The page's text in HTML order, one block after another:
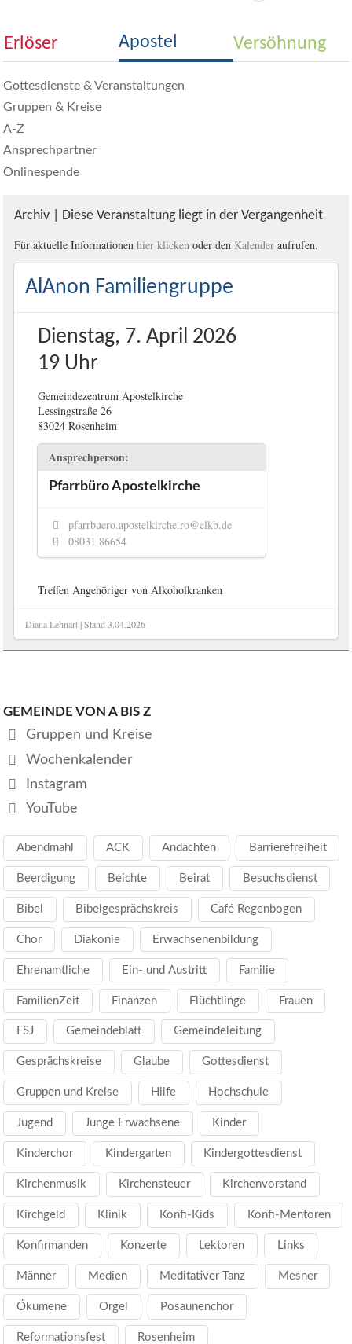
Erlöser Apostel Versöhnung
Gottesdienste & Veranstaltungen
Gruppen & Kreise
A-Z
Ansprechpartner
Onlinespende
Archiv | Diese Veranstaltung liegt in der Vergangenheit
Für aktuelle Informationenhier klicken oder den Kalender aufrufen.
AlAnon Familiengruppe
Dienstag, 7. April 2026
19 Uhr
Gemeindezentrum Apostelkirche
Lessingstraße 26
83024 Rosenheim
Ansprechperson:
Pfarrbüro Apostelkirche
pfarrbuero.apostelkirche.ro@elkb.de
08031 86654
Treffen Angehöriger von Alkoholkranken
Diana Lehnart| Stand3.04.2026
GEMEINDE VON A BIS Z
Gruppen und Kreise
Wochenkalender
Instagram
YouTube
Abendmahl ACK Andachten Barrierefreiheit
Beerdigung Beichte Beirat Besuchsdienst
Bibel Bibelgesprächskreis Café Regenbogen
Chor Diakonie Erwachsenenbildung
Ehrenamtliche Ein- und Austritt Familie
FamilienZeit Finanzen Flüchtlinge Frauen
FSJ Gemeindeblatt Gemeindeleitung
Gesprächskreise Glaube Gottesdienst
Gruppen und Kreise Hilfe Hochschule
Jugend Junge Erwachsene Kinder
Kinderchor Kindergarten Kindergottesdienst
Kirchenmusik Kirchensteuer Kirchenvorstand
Kirchgeld Klinik Konfi-Kids Konfi-Mentoren
Konfirmanden Konzerte Lektoren Links
Männer Medien Meditativer Tanz Mesner
Ökumene Orgel Posaunenchor
Reformationsfest Rosenheim